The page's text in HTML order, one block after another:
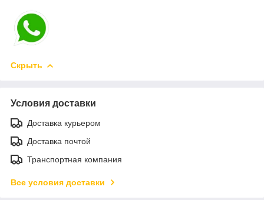
Скрыть
Условия доставки
Доставка курьером
Доставка почтой
Транспортная компания
Все условия доставки